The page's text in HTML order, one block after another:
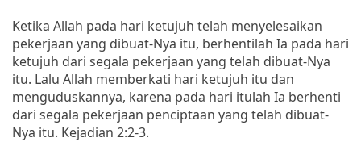
Ketika Allah pada hari ketujuh telah menyelesaikan
pekerjaan yang dibuat-Nya itu, berhentilah Ia pada hari
ketujuh dari segala pekerjaan yang telah dibuat-Nya
itu. Lalu Allah memberkati hari ketujuh itu dan
menguduskannya, karena pada hari itulah Ia berhenti
dari segala pekerjaan penciptaan yang telah dibuat-
Nya itu. Kejadian 2:2-3.